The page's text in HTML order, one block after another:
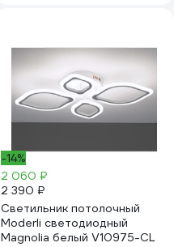
-14%
2 060 ₽
2 390 ₽
Светильник потолочный
Moderli светодиодный
Magnolia белый V10975-CL